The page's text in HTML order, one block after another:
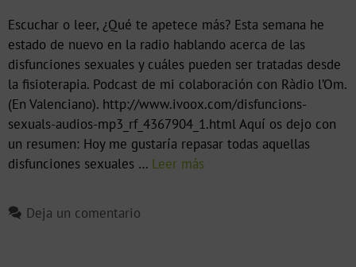
Escuchar o leer, ¿Qué te apetece más? Esta semana he
estado de nuevo en la radio hablando acerca de las
disfunciones sexuales y cuáles pueden ser tratadas desde
la fisioterapia. Podcast de mi colaboración con Ràdio l’Om.
(En Valenciano). http://www.ivoox.com/disfuncions-
sexuals-audios-mp3_rf_4367904_1.html Aquí os dejo con
un resumen: Hoy me gustaría repasar todas aquellas
disfunciones sexuales … Leer más
Deja un comentario